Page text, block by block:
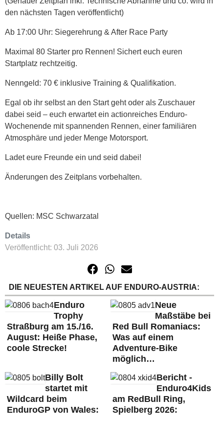
den nächsten Tagen veröffentlicht)
Ab 17:00 Uhr: Siegerehrung & After Race Party
Maximal 80 Starter pro Rennen! Sichert euch euren
Startplatz rechtzeitig.
Nenngeld: 70 € inklusive Training & Qualifikation.
Egal ob ihr selbst an den Start geht oder als Zuschauer
dabei seid – euch erwartet ein actionreiches Enduro-
Wochenende mit spannenden Rennen, einer familiären
Atmosphäre und jeder Menge Motorsport.
Ladet eure Freunde ein und seid dabei!
Änderungen des Zeitplans vorbehalten.
Quellen: MSC Schwarzatal
Details
Veröffentlicht: 03. Juli 2026
DIE NEUESTEN ARTIKEL AUF ENDURO-AUSTRIA:
Enduro
Trophy
Straßburg am 15./16.
August: Heiße Phase,
coole Strecke!
Neue
Maßstäbe bei
Red Bull Romaniacs:
Was auf einem
Adventure-Bike
möglich…
Billy Bolt
startet mit
Wildcard beim
EnduroGP von Wales:
Bericht -
Enduro4Kids
am RedBull Ring,
Spielberg 2026: